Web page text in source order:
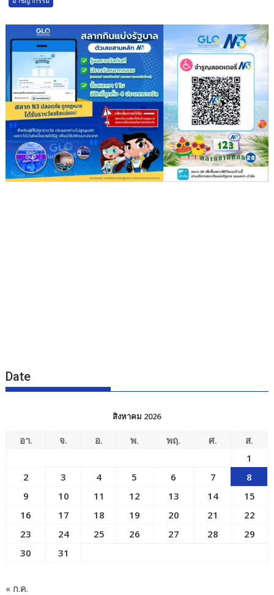
Date
สิงหาคม 2026
อา. จ. อ. พ. พฤ. ศ.
ส.
1
2
3 4 5 6 7
8
9
10 11 12 13 14
15
16
17 18 19 20 21
22
23
24 25 26 27 28
29
30
31
« ก.ค.